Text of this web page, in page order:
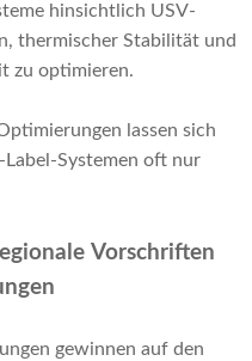
hinsichtlich USV-
thermischer Stabilität und
zu optimieren.
lassen sich
Systemen oft nur
Vorschriften
gewinnen auf den